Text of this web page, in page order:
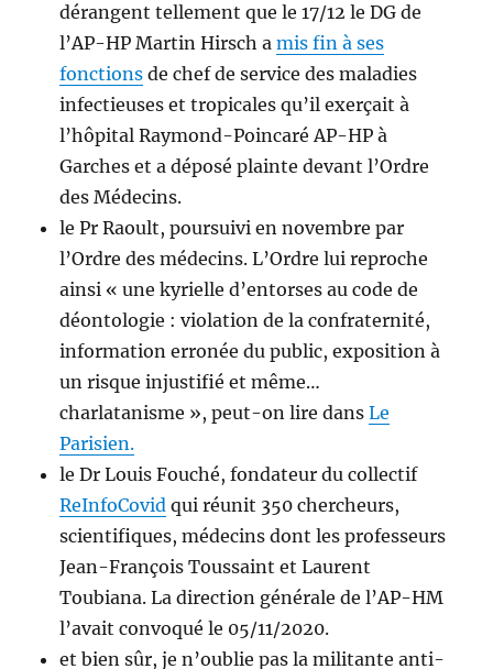
dérangent tellement que le 17/12 le DG de
l’AP-HP Martin Hirschamis fin à ses
fonctions de chef de service des maladies
infectieuses et tropicales qu’il exerçait à
l’hôpital Raymond-Poincaré AP-HP à
Garches et a déposé plainte devant l’Ordre
des Médecins.
le Pr Raoult, poursuivi en novembre par
l’Ordre des médecins. L’Ordre lui reproche
ainsi « une kyrielle d’entorses au code de
déontologie : violation de la confraternité,
information erronée du public, exposition à
un risque injustifié et même…
charlatanisme », peut-on lire dansLe
Parisien.
le Dr Louis Fouché, fondateur du collectif
ReInfoCovid qui réunit 350 chercheurs,
scientifiques, médecins dont les professeurs
Jean-François Toussaint et Laurent
Toubiana. La direction générale de l’AP-HM
l’avait convoqué le 05/11/2020.
et bien sûr, je n’oublie pas la militante anti-